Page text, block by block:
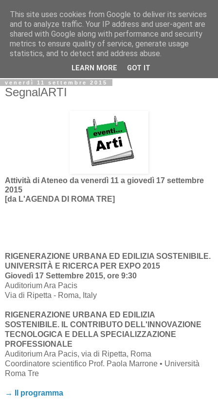
Biblio@rti in
Il Blog della Biblioteca di Area delle arti per condividere
informazioni iniziative incontri
venerdì 11 settembre 2015
SegnalARTI
Attività di Ateneo da venerdì 11 a giovedì 17 settembre
2015
[da L'AGENDA DI ROMA TRE]
RIGENERAZIONE URBANA ED EDILIZIA SOSTENIBILE.
UNIVERSITÀ E RICERCA PER EXPO 2015
Giovedì 17 Settembre 2015, ore 9:30
Auditorium Ara Pacis
Via di Ripetta - Roma, Italy
RIGENERAZIONE URBANA ED EDILIZIA
SOSTENIBILE. IL CONTRIBUTO DELL'INNOVAZIONE
TECNOLOGICA E DELLA SPECIALIZZAZIONE
PROFESSIONALE
Auditorium Ara Pacis, via di Ripetta, Roma
Coordinatore scientifico Prof. Paola Marrone • Università
Roma Tre
→ Il programma
This site uses cookies from Google to deliver its services
and to analyze traffic. Your IP address and user-agent are
shared with Google along with performance and security
metrics to ensure quality of service, generate usage
statistics, and to detect and address abuse.
LEARN MORE GOT IT